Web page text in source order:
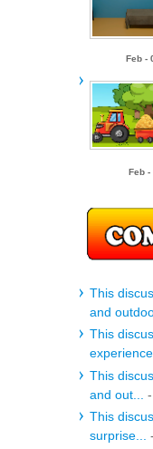
Feb -
Feb -
This
and
This
This
and out...
This
surprise...